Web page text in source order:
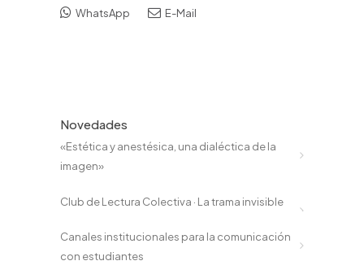
WhatsApp E-Mail
Novedades
«Estética y anestésica, una dialéctica de la
imagen»
Club de Lectura Colectiva · La trama invisible
Canales institucionales para la comunicación
con estudiantes